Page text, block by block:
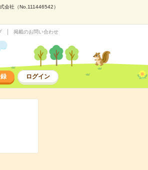
会社（No.111446542）
掲載のお問い合わせ
ログイン